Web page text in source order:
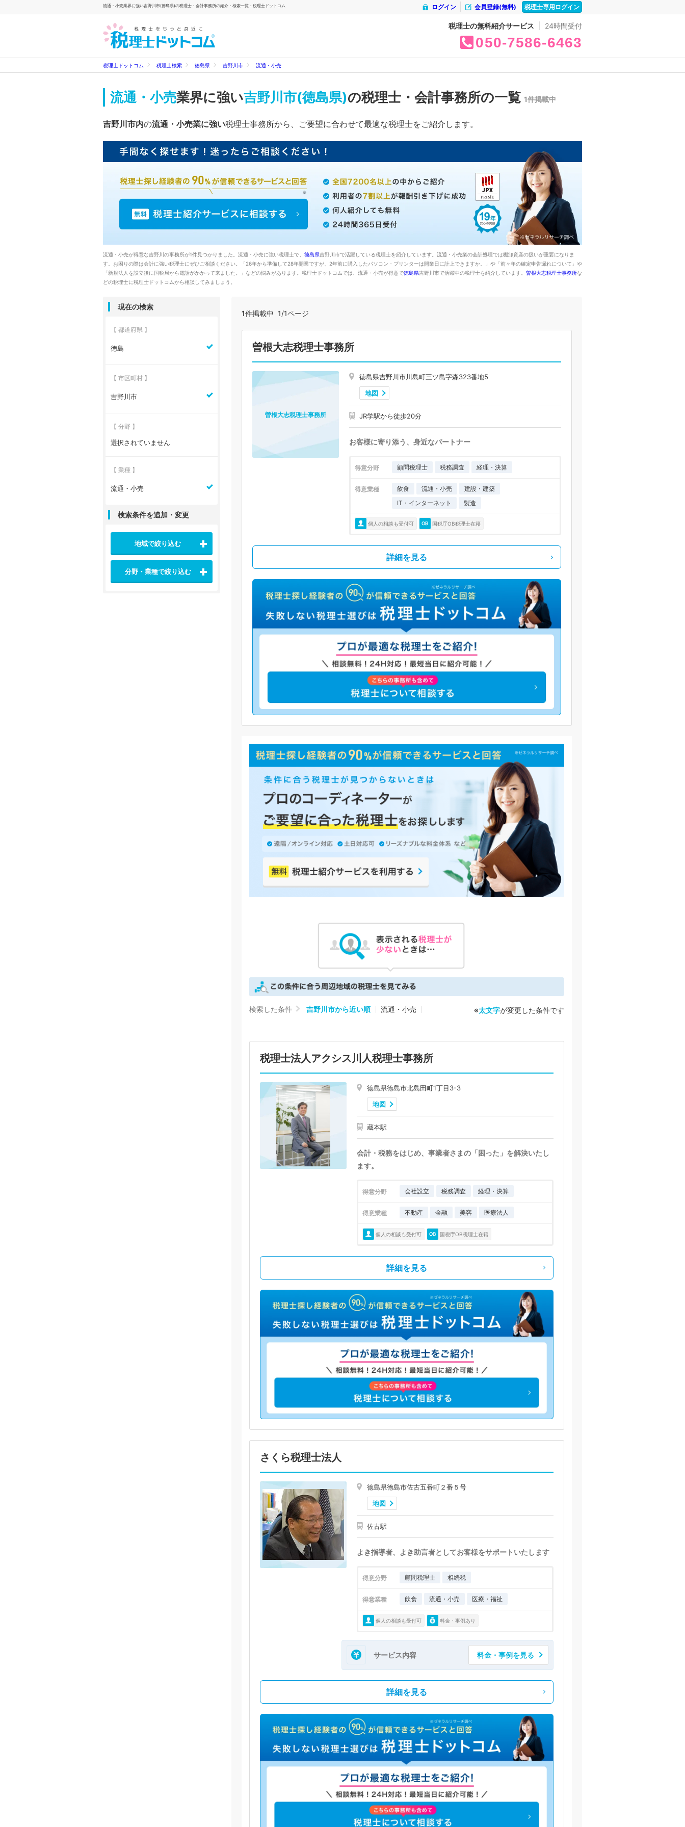
流通・小売業界に強い吉野川市(徳島県)の税理士・会計事務所の紹介・検索一覧 - 税理士ドットコム 税理士専用ログイン
会員登録(無料)
ログイン
税理士の無料紹介サービス 24時間受付
050 7586 6463
税理士ドットコム 税理士検索 徳島県 吉野川市 流通・小売
流通・小売業界に強い吉野川市(徳島県)の税理士・会計事務所の一覧 1件掲載中
吉野川市内の流通・小売業に強い税理士事務所から、ご要望に合わせて最適な税理士をご紹介します。
流通・小売が得意な吉野川の事務所が1件見つかりました。流通・小売に強い税理士で、 徳島県吉野川市で活躍している税理士を紹介しています。流通・小売業の会計処理では棚卸資産の扱いが重要になりま
す。お困りの際は会計に強い税理士にぜひご相談ください。「26年から準備して28年開業ですが、2年前に購入したパソコン・プリンターは開業日に計上できますか。」や「前々年の確定申告漏れについて」や
「新規法人を設立後に国税局から電話がかかって来ました。」などの悩みがあります。税理士ドットコムでは、流通・小売が得意で徳島県吉野川市で活躍中の税理士を紹介しています。 曽根大志税理士事務所な
どの税理士に税理士ドットコムから相談してみましょう。
1件掲載中 1/1ページ
曽根大志税理士事務所
徳島県吉野川市川島町三ツ島字森323番地5
地図
JR学駅から徒歩20分
お客様に寄り添う、身近なパートナー
得意分野 顧問税理士 税務調査 経理・決算
得意業種 飲食 流通・小売
建設・建築
IT・インターネット
製造
個人の相談も受付可 国税庁OB税理士在籍
曽根大志税理士事務所
詳細を見る
検索した条件 吉野川市から近い順 流通・小売 ※太文字が変更した条件です
税理士法人アクシス川人税理士事務所
徳島県徳島市北島田町1丁目3-3
地図
蔵本駅
会計・税務をはじめ、事業者さまの「困った」を解決いたし
ます。
得意分野 会社設立 税務調査 経理・決算
得意業種 不動産 金融 美容 医療法人
個人の相談も受付可 国税庁OB税理士在籍
詳細を見る
さくら税理士法人
徳島県徳島市佐古五番町２番５号
地図
佐古駅
よき指導者、よき助言者としてお客様をサポートいたします
得意分野 顧問税理士 相続税
得意業種 飲食 流通・小売 医療・福祉
個人の相談も受付可 料金・事例あり
サービス内容 料金・事例を見る
詳細を見る
現在の検索
【 都道府県 】
徳島
【 市区町村 】
吉野川市
【 分野 】
選択されていません
【 業種 】
流通・小売
検索条件を追加・変更
地域で絞り込む
分野・業種で絞り込む